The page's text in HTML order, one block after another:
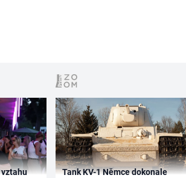
vztahu Tank KV-1 Němce dokonale